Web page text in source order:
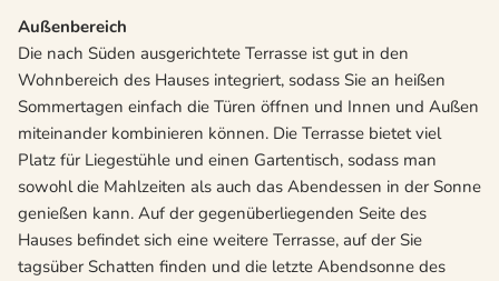
Außenbereich
Die nach Süden ausgerichtete Terrasse ist gut in den
Wohnbereich des Hauses integriert, sodass Sie an heißen
Sommertagen einfach die Türen öffnen und Innen und Außen
miteinander kombinieren können. Die Terrasse bietet viel
Platz für Liegestühle und einen Gartentisch, sodass man
sowohl die Mahlzeiten als auch das Abendessen in der Sonne
genießen kann. Auf der gegenüberliegenden Seite des
Hauses befindet sich eine weitere Terrasse, auf der Sie
tagsüber Schatten finden und die letzte Abendsonne des